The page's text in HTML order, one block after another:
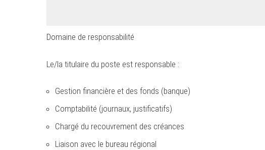
Domaine de responsabilité
Le/la titulaire du poste est responsable :
Gestion financière et des fonds (banque)
Comptabilité (journaux, justificatifs)
Chargé du recouvrement des créances
Liaison avec le bureau régional